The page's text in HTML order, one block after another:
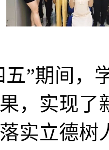
五”期间，
，实现了
实立德树